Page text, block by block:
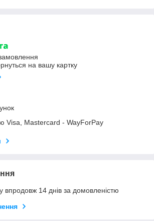
на вашу картку
Visa, Mastercard - WayForPay
впродовж 14 днів за домовленістю